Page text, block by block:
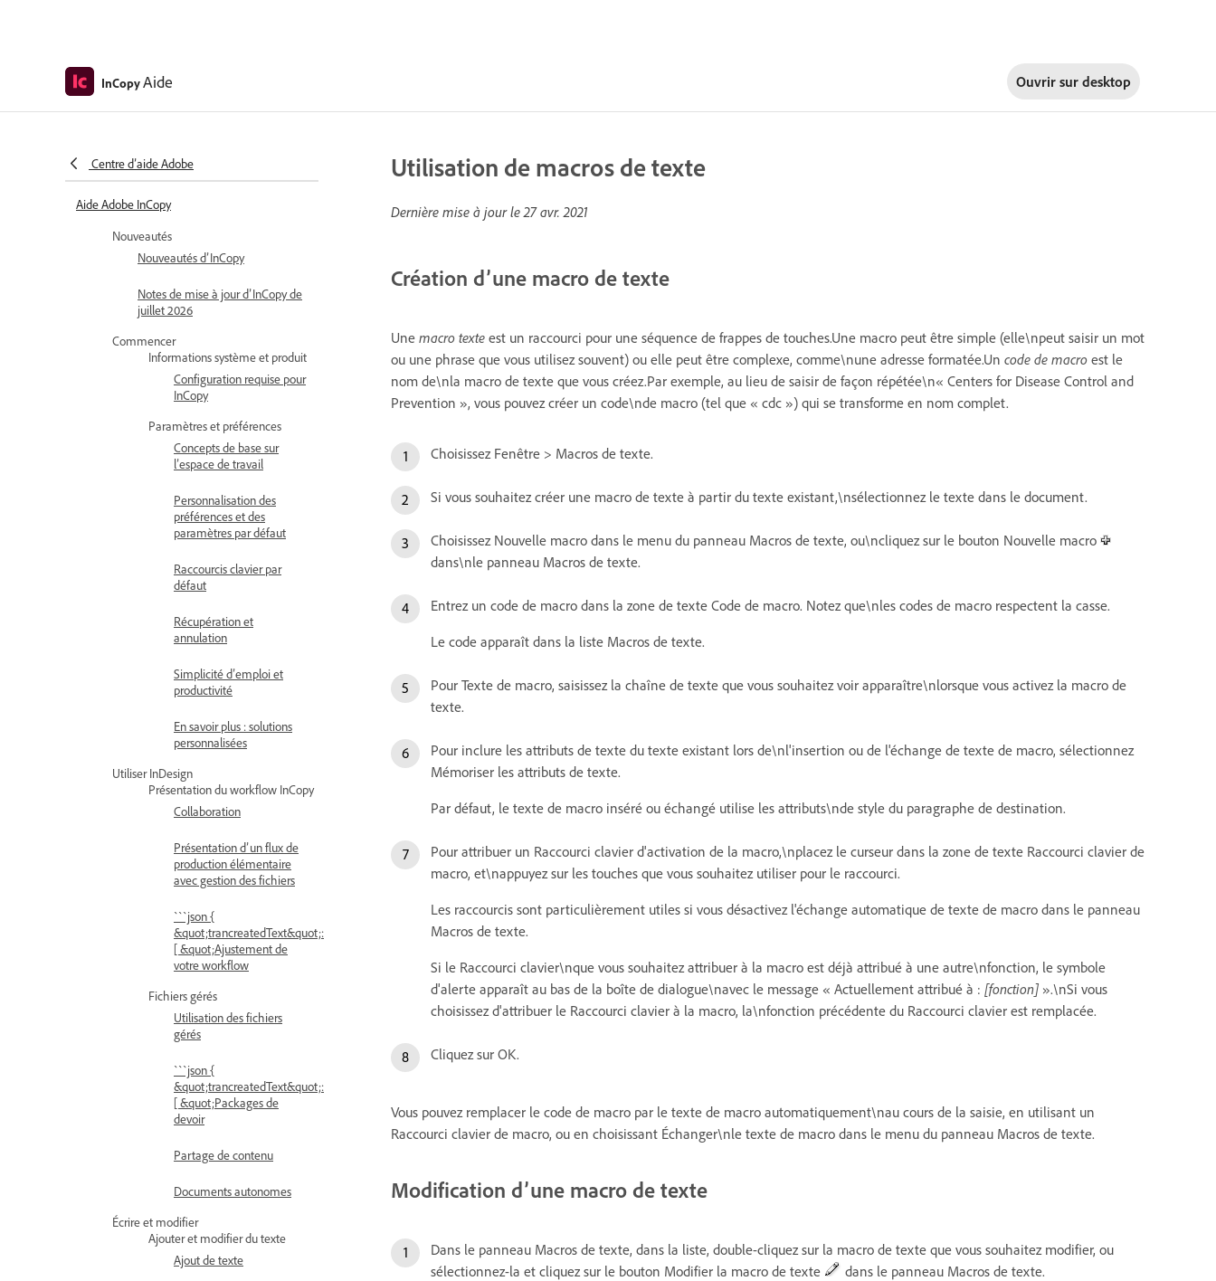
InCopyAide Ouvrir sur desktop
Centre d’aide Adobe
Aide Adobe InCopy
Nouveautés
Nouveautés d’InCopy
Notes de mise à jour d’InCopy de
juillet 2026
Commencer
Informations système et produit
Configuration requise pour
InCopy
Paramètres et préférences
Concepts de base sur
l’espace de travail
Personnalisation des
préférences et des
paramètres par défaut
Raccourcis clavier par
défaut
Récupération et
annulation
Simplicité d’emploi et
productivité
En savoir plus : solutions
personnalisées
Utiliser InDesign
Présentation du workflow InCopy
Collaboration
Présentation d’un flux de
production élémentaire
avec gestion des fichiers
```json {
&quot;trancreatedText&quot;:
[ &quot;Ajustement de
votre workflow
Fichiers gérés
Utilisation des fichiers
gérés
```json {
&quot;trancreatedText&quot;:
[ &quot;Packages de
devoir
Partage de contenu
Documents autonomes
Écrire et modifier
Ajouter et modifier du texte
Ajout de texte
Utilisation de macros de texte
Dernière mise à jour le27 avr. 2021
Création d’une macro de texte
Une macro texte est un raccourci pour une séquence de frappes de touches.Une macro peut être simple (elle\npeut saisir un mot
ou une phrase que vous utilisez souvent) ou elle peut être complexe, comme\nune adresse formatée.Un code de macro est le
nom de\nla macro de texte que vous créez.Par exemple, au lieu de saisir de façon répétée\n« Centers for Disease Control and
Prevention », vous pouvez créer un code\nde macro (tel que « cdc ») qui se transforme en nom complet.
Choisissez Fenêtre > Macros de texte.
Si vous souhaitez créer une macro de texte à partir du texte existant,\nsélectionnez le texte dans le document.
Choisissez Nouvelle macro dans le menu du panneau Macros de texte, ou\ncliquez sur le bouton Nouvelle macro
dans\nle panneau Macros de texte.
Entrez un code de macro dans la zone de texte Code de macro. Notez que\nles codes de macro respectent la casse.
Le code apparaît dans la liste Macros de texte.
Pour Texte de macro, saisissez la chaîne de texte que vous souhaitez voir apparaître\nlorsque vous activez la macro de
texte.
Pour inclure les attributs de texte du texte existant lors de\nl'insertion ou de l'échange de texte de macro, sélectionnez
Mémoriser les attributs de texte.
Par défaut, le texte de macro inséré ou échangé utilise les attributs\nde style du paragraphe de destination.
Pour attribuer un Raccourci clavier d'activation de la macro,\nplacez le curseur dans la zone de texte Raccourci clavier de
macro, et\nappuyez sur les touches que vous souhaitez utiliser pour le raccourci.
Les raccourcis sont particulièrement utiles si vous désactivez l'échange automatique de texte de macro dans le panneau
Macros de texte.
Si le Raccourci clavier\nque vous souhaitez attribuer à la macro est déjà attribué à une autre\nfonction, le symbole
d'alerte apparaît au bas de la boîte de dialogue\navec le message « Actuellement attribué à : [fonction] ».\nSi vous
choisissez d'attribuer le Raccourci clavier à la macro, la\nfonction précédente du Raccourci clavier est remplacée.
Cliquez sur OK.
Vous pouvez remplacer le code de macro par le texte de macro automatiquement\nau cours de la saisie, en utilisant un
Raccourci clavier de macro, ou en choisissant Échanger\nle texte de macro dans le menu du panneau Macros de texte.
Modification d’une macro de texte
Dans le panneau Macros de texte, dans la liste, double-cliquez sur la macro de texte que vous souhaitez modifier, ou
sélectionnez-la et cliquez sur le bouton Modifier la macro de texte
dans le panneau Macros de texte.